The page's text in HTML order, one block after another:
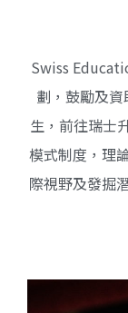
Swiss
劃，鼓勵及
生，前往瑞士
模式制度，理
際視野及發掘